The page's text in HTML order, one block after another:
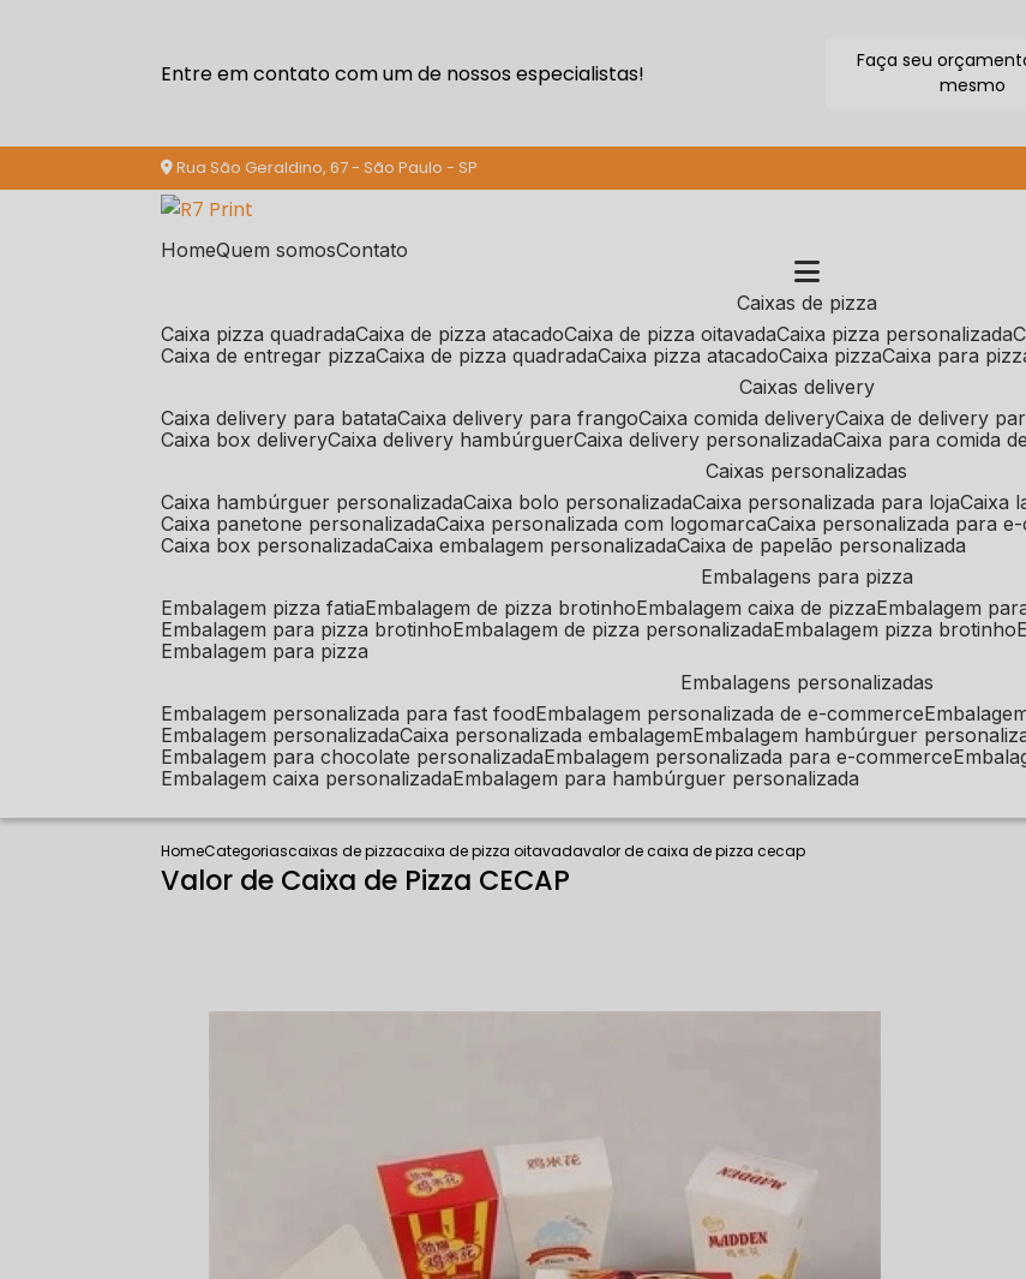
Entre em contato com um de nossos especialistas!
Faça seu
mesmo
Rua São Geraldino, 67 - São Paulo - SP
Home Quem somos Contato
caixas de pizza
caixa pizza quadrada caixa de pizza atacado caixa de pizza oitavada caixa pizza personalizada
caixa de entregar pizza caixa de pizza quadrada caixa pizza atacado caixa pizza caixa para
caixas delivery
caixa delivery para batata caixa delivery para frango caixa comida delivery caixa de delivery
caixa box delivery caixa delivery hambúrguer caixa delivery personalizada caixa para comida
caixas personalizadas
caixa hambúrguer personalizada caixa bolo personalizada caixa personalizada para loja caixa
caixa panetone personalizada caixa personalizada com logomarca caixa personalizada para
caixa box personalizada caixa embalagem personalizada caixa de papelão personalizada
embalagens para pizza
embalagem pizza fatia embalagem de pizza brotinho embalagem caixa de pizza embalagem
embalagem para pizza brotinho embalagem de pizza personalizada embalagem pizza brotinho
embalagem para pizza
embalagens personalizadas
embalagem personalizada para fast food embalagem personalizada de e-commerce
embalagem personalizada caixa personalizada embalagem embalagem hambúrguer
embalagem para chocolate personalizada embalagem personalizada para e-commerce
embalagem caixa personalizada embalagem para hambúrguer personalizada
HomeCategoriascaixas de pizzacaixa de pizza oitavadavalor de caixa de pizza cecap
Valor de Caixa de Pizza CECAP